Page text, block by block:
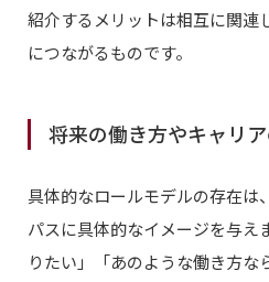
紹介するメリットは相互に関連
につながるものです。
将来の働き方やキャリ
具体的なロールモデルの存在は
パスに具体的なイメージを与え
りたい」「あのような働き方な